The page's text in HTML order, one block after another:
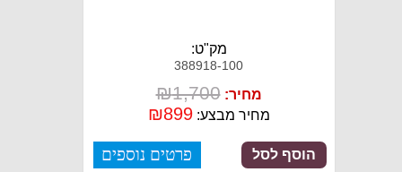
מק"ט:
388918-100
מחיר: ₪1,700
מחיר מבצע: ₪899
פרטים נוספים הוסף לסל